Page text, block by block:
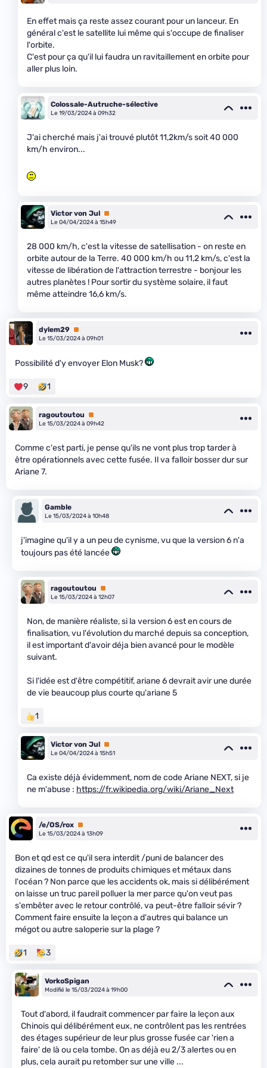
En effet mais ça reste assez courant pour un lanceur. En
général c'est le satellite lui même qui s'occupe de finaliser
l'orbite.
C'est pour ça qu'il lui faudra un ravitaillement en orbite pour
aller plus loin.
Colossale-Autruche-sélective
Le 19/03/2024 à 09h32
J'ai cherché mais j'ai trouvé plutôt 11,2km/s soit 40 000
km/h environ...
Victor von Jul Premium
Le 04/04/2024 à 15h49
28 000 km/h, c'est la vitesse de satellisation - on reste en
orbite autour de la Terre. 40 000 km/h ou 11,2 km/s, c'est la
vitesse de libération de l'attraction terrestre - bonjour les
autres planètes ! Pour sortir du système solaire, il faut
même atteindre 16,6 km/s.
dylem29 Premium
Le 15/03/2024 à 09h01
Possibilité d'y envoyer Elon Musk?
9 1
ragoutoutou
Premium
Le 15/03/2024 à 09h42
Comme c'est parti, je pense qu'ils ne vont plus trop tarder à
être opérationnels avec cette fusée. Il va falloir bosser dur sur
Ariane 7.
Gamble
Le 15/03/2024 à 10h48
j'imagine qu'il y a un peu de cynisme, vu que la version 6 n'a
toujours pas été lancée
ragoutoutou
Premium
Le 15/03/2024 à 12h07
Non, de manière réaliste, si la version 6 est en cours de
finalisation, vu l'évolution du marché depuis sa conception,
il est important d'avoir déja bien avancé pour le modèle
suivant.
Si l'idée est d'être compétitif, ariane 6 devrait avir une durée
de vie beaucoup plus courte qu'ariane 5
1
Victor von Jul Premium
Le 04/04/2024 à 15h51
Ca existe déjà évidemment, nom de code Ariane NEXT, si je
ne m'abuse : https://fr.wikipedia.org/wiki/Ariane_Next
/e/OS/rox Premium
Le 15/03/2024 à 13h09
Bon et qd est ce qu'il sera interdit /puni de balancer des
dizaines de tonnes de produits chimiques et métaux dans
l'océan ? Non parce que les accidents ok, mais si délibérément
on laisse un truc pareil polluer la mer parce qu'on veut pas
s'embêter avec le retour contrôlé, va peut-être falloir sévir ?
Comment faire ensuite la leçon a d'autres qui balance un
mégot ou autre saloperie sur la plage ?
1 3
VorkoSpigan
Modifié le 15/03/2024 à 19h00
Tout d'abord, il faudrait commencer par faire la leçon aux
Chinois qui délibérément eux, ne contrôlent pas les rentrées
des étages supérieur de leur plus grosse fusée car 'rien a
faire' de là ou cela tombe. On as déjà eu 2/3 alertes ou en
plus, cela aurait pu retomber sur une ville ...